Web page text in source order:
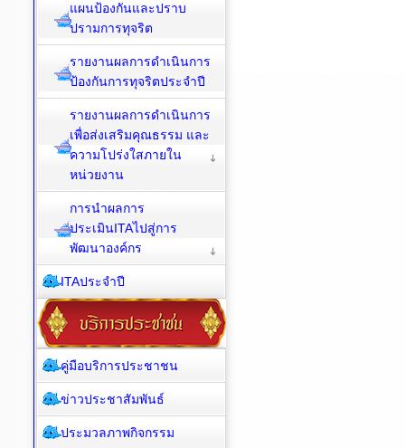
แผนป้องกันและปราบ
ปรามการทุจริต
รายงานผลการดำเนินการ
ป้องกันการทุจริตประจำปี
รายงานผลการดำเนินการ
เพื่อส่งเสริมคุณธรรม และ
ความโปร่งใสภายใน
หน่วยงาน
การนำผลการ
ประเมินITAไปสู่การ
พัฒนาองค์กร
ITAประจำปี
คู่มือบริการประชาชน
ข่าวประชาสัมพันธ์
ประมวลภาพกิจกรรม